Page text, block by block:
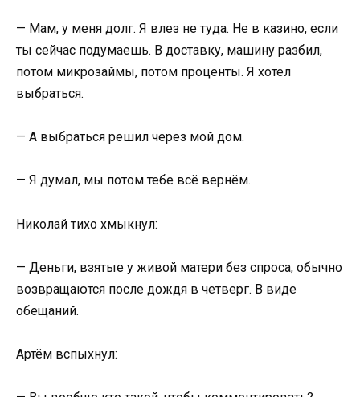
— Мам, у меня долг. Я влез не туда. Не в казино, если
ты сейчас подумаешь. В доставку, машину разбил,
потом микрозаймы, потом проценты. Я хотел
выбраться.
— А выбраться решил через мой дом.
— Я думал, мы потом тебе всё вернём.
Николай тихо хмыкнул:
— Деньги, взятые у живой матери без спроса, обычно
возвращаются после дождя в четверг. В виде
обещаний.
Артём вспыхнул: